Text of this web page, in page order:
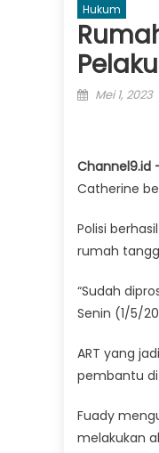
Hukum
Posted
Mei 1, 2023
Channel9.id
Catherine
Polisi
rumah
“Sudah
Senin (1/5/
ART yang
pembantu
Fuady
melakukan